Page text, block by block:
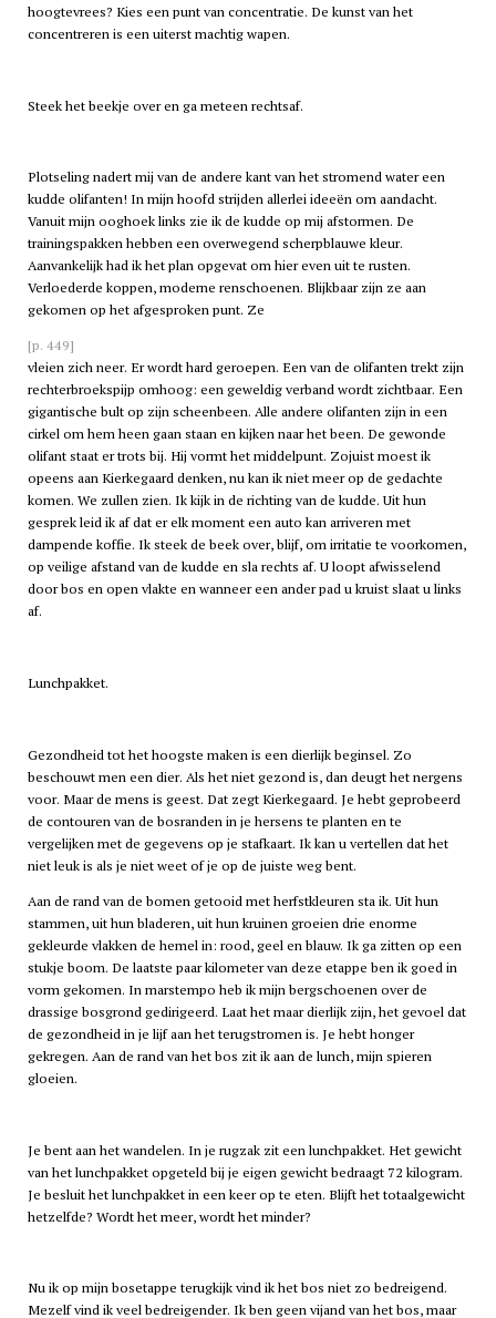
hoogtevrees? Kies een punt van concentratie. De kunst van het
concentreren is een uiterst machtig wapen.
Steek het beekje over en ga meteen rechtsaf.
Plotseling nadert mij van de andere kant van het stromend water een
kudde olifanten! In mijn hoofd strijden allerlei ideeën om aandacht.
Vanuit mijn ooghoek links zie ik de kudde op mij afstormen. De
trainingspakken hebben een overwegend scherpblauwe kleur.
Aanvankelijk had ik het plan opgevat om hier even uit te rusten.
Verloederde koppen, moderne renschoenen. Blijkbaar zijn ze aan
gekomen op het afgesproken punt. Ze
[p. 449]
vleien zich neer. Er wordt hard geroepen. Een van de olifanten trekt zijn
rechterbroekspijp omhoog: een geweldig verband wordt zichtbaar. Een
gigantische bult op zijn scheenbeen. Alle andere olifanten zijn in een
cirkel om hem heen gaan staan en kijken naar het been. De gewonde
olifant staat er trots bij. Hij vormt het middelpunt. Zojuist moest ik
opeens aan Kierkegaard denken, nu kan ik niet meer op de gedachte
komen. We zullen zien. Ik kijk in de richting van de kudde. Uit hun
gesprek leid ik af dat er elk moment een auto kan arriveren met
dampende koffie. Ik steek de beek over, blijf, om irritatie te voorkomen,
op veilige afstand van de kudde en sla rechts af. U loopt afwisselend
door bos en open vlakte en wanneer een ander pad u kruist slaat u links
af.
Lunchpakket.
Gezondheid tot het hoogste maken is een dierlijk beginsel. Zo
beschouwt men een dier. Als het niet gezond is, dan deugt het nergens
voor. Maar de mens is geest. Dat zegt Kierkegaard. Je hebt geprobeerd
de contouren van de bosranden in je hersens te planten en te
vergelijken met de gegevens op je stafkaart. Ik kan u vertellen dat het
niet leuk is als je niet weet of je op de juiste weg bent.
Aan de rand van de bomen getooid met herfstkleuren sta ik. Uit hun
stammen, uit hun bladeren, uit hun kruinen groeien drie enorme
gekleurde vlakken de hemel in: rood, geel en blauw. Ik ga zitten op een
stukje boom. De laatste paar kilometer van deze etappe ben ik goed in
vorm gekomen. In marstempo heb ik mijn bergschoenen over de
drassige bosgrond gedirigeerd. Laat het maar dierlijk zijn, het gevoel dat
de gezondheid in je lijf aan het terugstromen is. Je hebt honger
gekregen. Aan de rand van het bos zit ik aan de lunch, mijn spieren
gloeien.
Je bent aan het wandelen. In je rugzak zit een lunchpakket. Het gewicht
van het lunchpakket opgeteld bij je eigen gewicht bedraagt 72 kilogram.
Je besluit het lunchpakket in een keer op te eten. Blijft het totaalgewicht
hetzelfde? Wordt het meer, wordt het minder?
Nu ik op mijn bosetappe terugkijk vind ik het bos niet zo bedreigend.
Mezelf vind ik veel bedreigender. Ik ben geen vijand van het bos, maar